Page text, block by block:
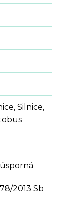
Silnice,
2013 Sb